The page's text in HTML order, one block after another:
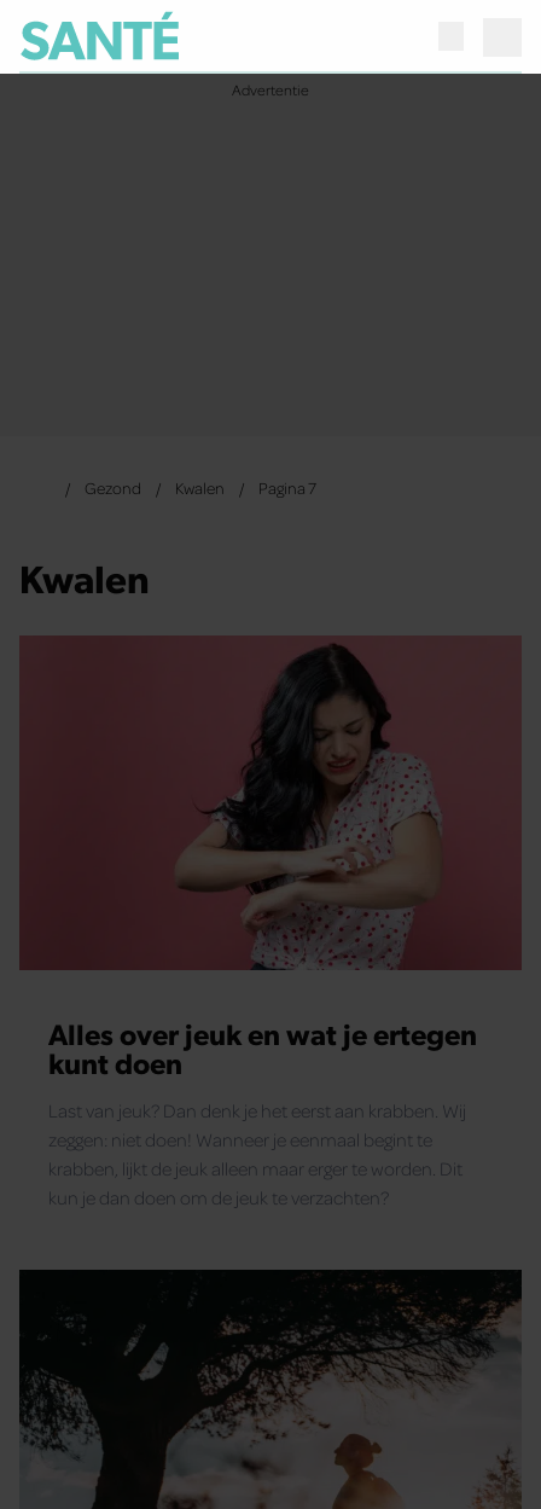
Gezond Kwalen Pagina 7
Kwalen
Alles over jeuk en wat je ertegen
kunt doen
Last van jeuk? Dan denk je het eerst aan krabben. Wij
zeggen: niet doen! Wanneer je eenmaal begint te
krabben, lijkt de jeuk alleen maar erger te worden. Dit
kun je dan doen om de jeuk te verzachten?